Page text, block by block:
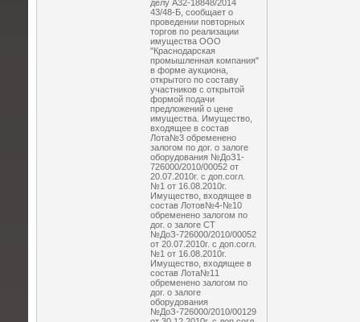
делу А32-18848/2014
43/48-Б, сообщает о
проведении повторных
торгов по реализации
имущества ООО
"Краснодарская
промышленная компания"
в форме аукциона,
открытого по составу
участников с открытой
формой подачи
предложений о цене
имущества. Имущество,
входящее в состав
Лота№3 обременено
залогом по дог. о залоге
оборудования №ДоЗ1-
726000/2010/00052 от
20.07.2010г. с доп.согл.
№1 от 16.08.2010г.
Имущество, входящее в
состав Лотов№4-№10
обременено залогом по
дог. о залоге СТ
№ДоЗ-726000/2010/00052
от 20.07.2010г. с доп.согл.
№1 от 16.08.2010г.
Имущество, входящее в
состав Лота№11
обременено залогом по
дог. о залоге
оборудования
№ДоЗ-726000/2010/00129